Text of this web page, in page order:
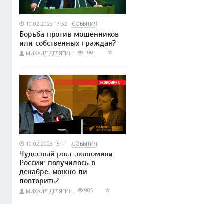
10.02.2026 17:52 СОБЫТИЯ
Борьба против мошенников
или собственных граждан?
МИХАИЛ ДЕЛЯГИН 1001
10.02.2026 15:11 СОБЫТИЯ
Чудесный рост экономики
России: получилось в
декабре, можно ли
повторить?
МИХАИЛ ДЕЛЯГИН 905